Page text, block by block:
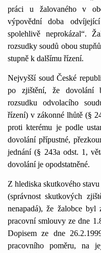
práci u žalovaného v
výpovědní doba
spolehlivě neprokázal“.
rozsudky soudů obou
stupně k dalšímu řízení.
Nejvyšší soud České
po zjištění, že dovolání
rozsudku odvolacího
řízení) v zákonné lhůtě (§
proti kterému je podle
dovolání přípustné,
jednání (§ 243a odst. 1,
dovolání je opodstatněné.
Z hlediska skutkového
(správnost skutkových
nenapadá), že žalobce byl
pracovní smlouvy ze dne
Dopisem ze dne
pracovního poměru, na